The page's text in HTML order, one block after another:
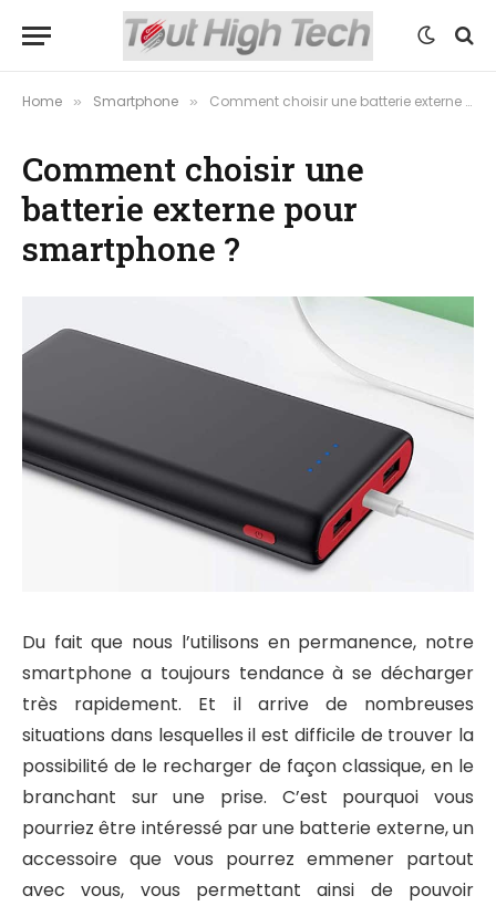
Home » Smartphone » Comment choisir une batterie externe pour smartphone ?
Comment choisir une
batterie externe pour
smartphone ?
Du fait que nous l’utilisons en permanence, notre
smartphone a toujours tendance à se décharger
très rapidement. Et il arrive de nombreuses
situations dans lesquelles il est difficile de trouver la
possibilité de le recharger de façon classique, en le
branchant sur une prise. C’est pourquoi vous
pourriez être intéressé par une batterie externe, un
accessoire que vous pourrez emmener partout
avec vous, vous permettant ainsi de pouvoir